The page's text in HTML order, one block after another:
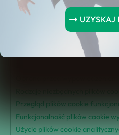
UZYSKAJ
Spis
Powody rozwiązania umowy
Konsekwencje zakończenia
Działania banku po
Przegląd plików cookie
Funkcjonalność plików cookie
Użycie plików cookie